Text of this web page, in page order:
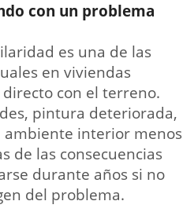
con un problema
es una de las
en viviendas
con el terreno.
pintura deteriorada,
interior menos
de las consecuencias
durante años si no
del problema.